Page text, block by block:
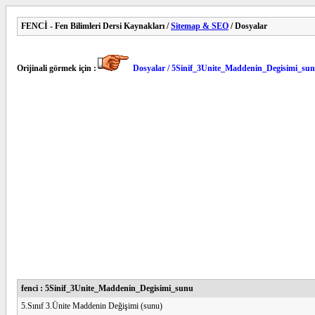
FENCİ - Fen Bilimleri Dersi Kaynakları /Sitemap & SEO / Dosyalar
Orijinali görmek için : Dosyalar /
fenci : 5Sinif_3Unite_Maddenin_Degisimi_sunu
5.Sınıf 3.Ünite Maddenin Değişimi (sunu)